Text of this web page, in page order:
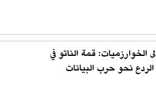
الخوارزميات: قمة الناتو في
نحو حرب البيانات